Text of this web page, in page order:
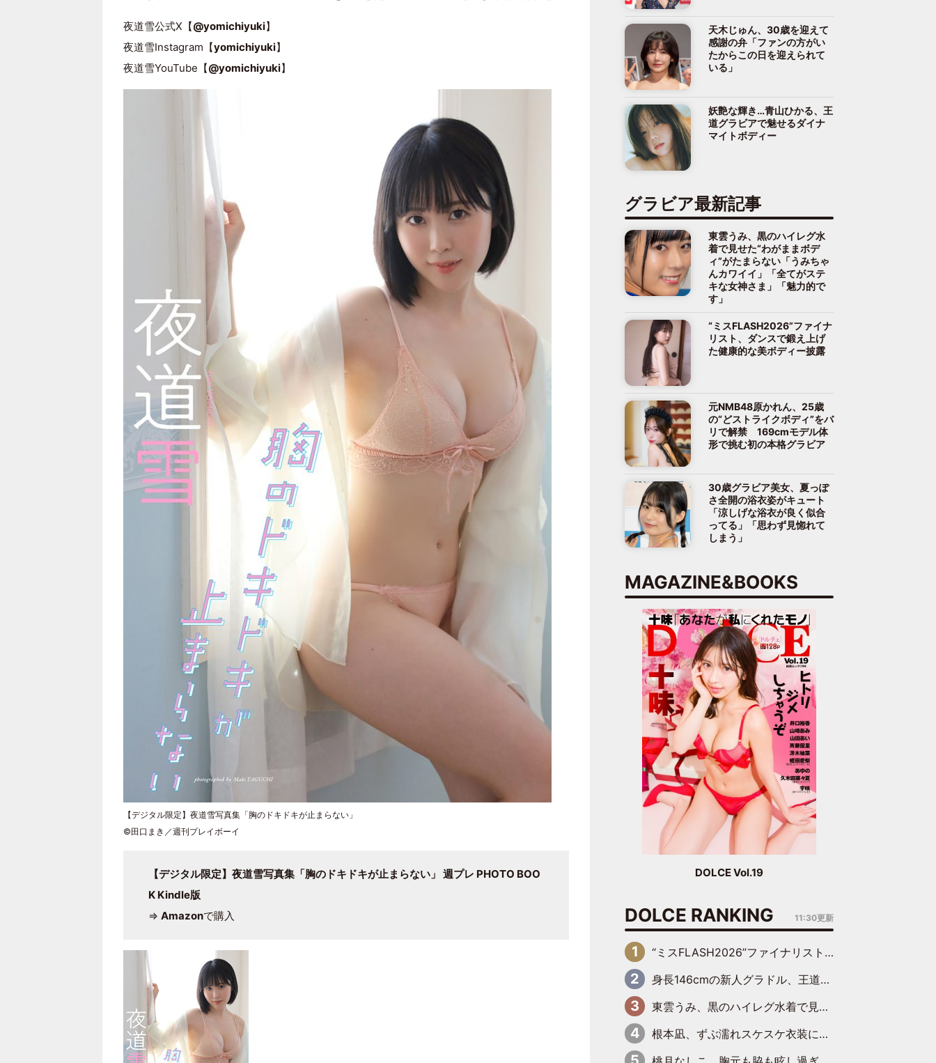
夜道雪公式X【@yomichiyuki】
夜道雪Instagram【yomichiyuki】
夜道雪YouTube【@yomichiyuki】
【デジタル限定】夜道雪写真集「胸のドキドキが止まらない」
©田口まき／週刊プレイボーイ
【デジタル限定】夜道雪写真集「胸のドキドキが止まらない」 週プレ PHOTO BOO
K Kindle版
⇒ Amazonで購入
天木じゅん、30歳を迎えて
感謝の弁「ファンの方がい
たからこの日を迎えられて
いる」
妖艶な輝き…青山ひかる、王
道グラビアで魅せるダイナ
マイトボディー
グラビア最新記事
東雲うみ、黒のハイレグ水
着で見せた“わがままボデ
ィ”がたまらない「うみちゃ
んカワイイ」「全てがステ
キな女神さま」「魅力的で
す」
“ミスFLASH2026”ファイナ
リスト、ダンスで鍛え上げ
た健康的な美ボディー披露
元NMB48原かれん、25歳
の“どストライクボディ”をバ
リで解禁 169cmモデル体
形で挑む初の本格グラビア
30歳グラビア美女、夏っぽ
さ全開の浴衣姿がキュート
「涼しげな浴衣が良く似合
ってる」「思わず見惚れて
しまう」
MAGAZINE&BOOKS
DOLCE Vol.19
DOLCE RANKING 11:30更新
“ミスFLASH2026”ファイナリスト、ダンスで鍛え上げた健康的な美ボディー披露
身長146cmの新人グラドル、王道ビーチからプールサイドそしてゴールドビキニまで…DVDデビュー作で躍動
東雲うみ、黒のハイレグ水着で見せた“わがままボディ”がたまらない「うみちゃんカワイイ」「全てがステキな女神さま」「魅力的です」
根本凪、ずぶ濡れスケスケ衣装にドキッ「表情が良過ぎる」「ねもちゃんの眼差しにドキドキが止まらない」